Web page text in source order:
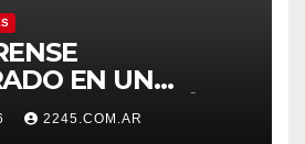
EN UN
TERMINÓ
Y VUELCO
2245.COM.AR